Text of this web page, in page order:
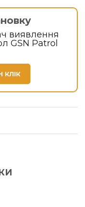
виявлення
GSN Patrol